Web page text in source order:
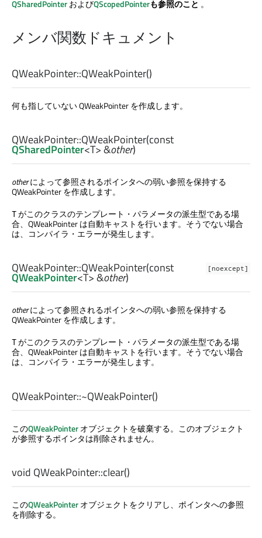
QSharedPointerおよびQScopedPointerも参照のこと 。
メンバ関数ドキュメント
QWeakPointer::QWeakPointer()
何も指していない QWeakPointer を作成します。
QWeakPointer::QWeakPointer(const
QSharedPointer<T> &other)
otherによって参照されるポインタへの弱い参照を保持する
QWeakPointer を作成します。
Tがこのクラスのテンプレート・パラメータの派生型である場
合、QWeakPointer は自動キャストを行います。そうでない場合
は、コンパイラ・エラーが発生します。
[noexcept]
QWeakPointer::QWeakPointer(const
QWeakPointer<T> &other)
otherによって参照されるポインタへの弱い参照を保持する
QWeakPointer を作成します。
Tがこのクラスのテンプレート・パラメータの派生型である場
合、QWeakPointer は自動キャストを行います。そうでない場合
は、コンパイラ・エラーが発生します。
QWeakPointer::~QWeakPointer()
このQWeakPointerオブジェクトを破棄する。このオブジェクト
が参照するポインタは削除されません。
void QWeakPointer::clear()
このQWeakPointerオブジェクトをクリアし、ポインタへの参照
を削除する。